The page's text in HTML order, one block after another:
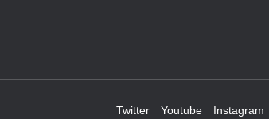
Twitter Youtube Instagram